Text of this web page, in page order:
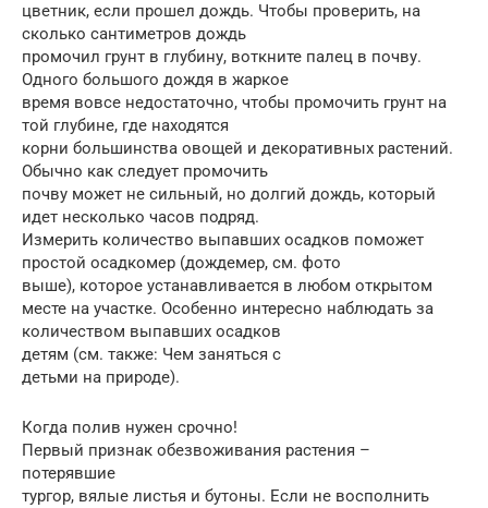
цветник, если прошел дождь. Чтобы проверить, на
сколько сантиметров дождь
промочил грунт в глубину, воткните палец в почву.
Одного большого дождя в жаркое
время вовсе недостаточно, чтобы промочить грунт на
той глубине, где находятся
корни большинства овощей и декоративных растений.
Обычно как следует промочить
почву может не сильный, но долгий дождь, который
идет несколько часов подряд.
Измерить количество выпавших осадков поможет
простой осадкомер (дождемер, см. фото
выше), которое устанавливается в любом открытом
месте на участке. Особенно интересно наблюдать за
количеством выпавших осадков
детям (см. также: Чем заняться с
детьми на природе).
Когда полив нужен срочно!
Первый признак обезвоживания растения –
потерявшие
тургор, вялые листья и бутоны. Если не восполнить